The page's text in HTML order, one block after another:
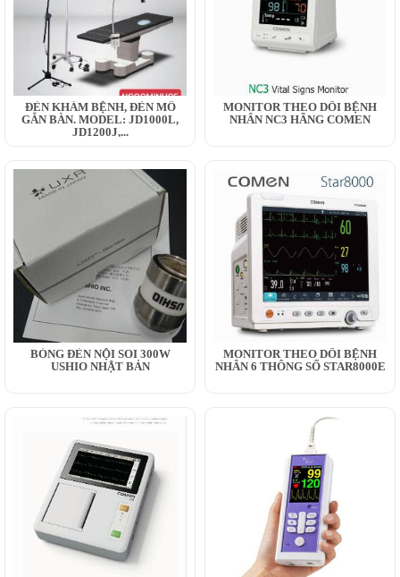
ĐÈN KHÁM BỆNH, ĐÈN MỔ
GẮN BÀN. MODEL: JD1000L,
JD1200J,...
MONITOR THEO DÕI BỆNH
NHÂN NC3 HÃNG COMEN
BÓNG ĐÈN NỘI SOI 300W
USHIO NHẬT BẢN
MONITOR THEO DÕI BỆNH
NHÂN 6 THÔNG SỐ STAR8000E